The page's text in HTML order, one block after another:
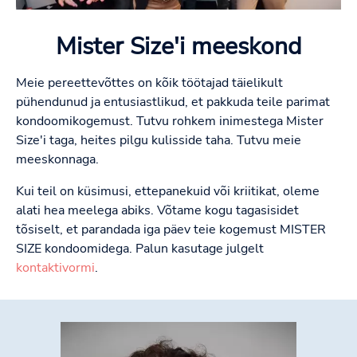
Mister Size'i meeskond
Meie pereettevõttes on kõik töötajad täielikult
pühendunud ja entusiastlikud, et pakkuda teile parimat
kondoomikogemust. Tutvu rohkem inimestega Mister
Size'i taga, heites pilgu kulisside taha. Tutvu meie
meeskonnaga.
Kui teil on küsimusi, ettepanekuid või kriitikat, oleme
alati hea meelega abiks. Võtame kogu tagasisidet
tõsiselt, et parandada iga päev teie kogemust MISTER
SIZE kondoomidega. Palun kasutage julgelt
kontaktivormi.